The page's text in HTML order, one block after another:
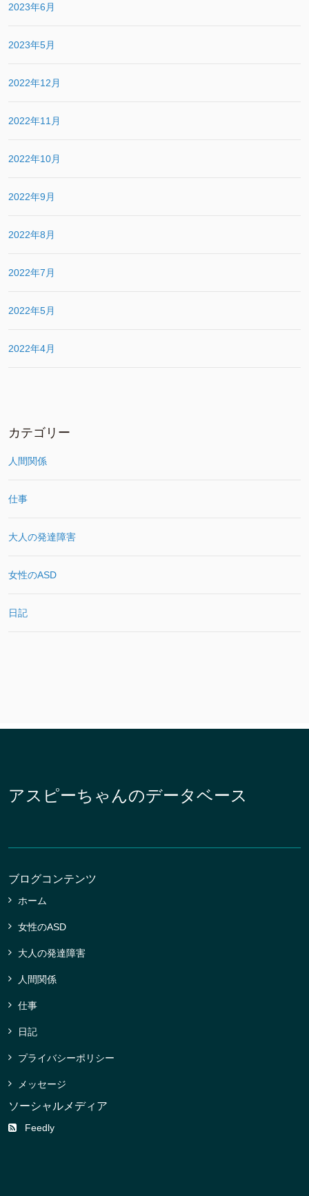
2023年6月
2023年5月
2022年12月
2022年11月
2022年10月
2022年9月
2022年8月
2022年7月
2022年5月
2022年4月
カテゴリー
人間関係
仕事
大人の発達障害
女性のASD
日記
アスピーちゃんのデータベース
ブログコンテンツ
ホーム
女性のASD
大人の発達障害
人間関係
仕事
日記
プライバシーポリシー
メッセージ
ソーシャルメディア
Feedly